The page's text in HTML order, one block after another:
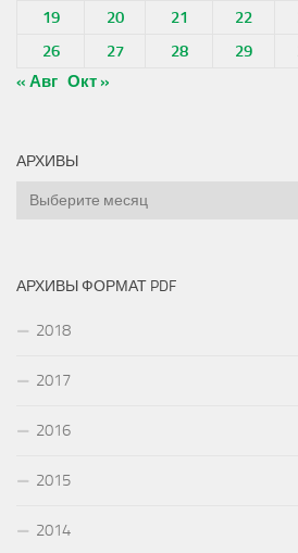
19
20 21 22
26
27 28 29
« Авг Окт »
АРХИВЫ
Архивы
АРХИВЫ ФОРМАТ PDF
2018
2017
2016
2015
2014